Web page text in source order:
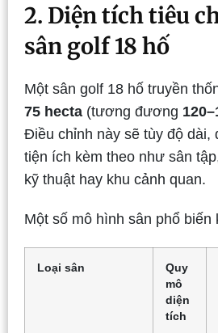
2. Diện tích tiêu
sân golf 18 hố
Một sân golf 18 hố truyền
75 hecta (tương đương
Điều chỉnh này sẽ tùy độ dài,
tiện ích kèm theo như sân
kỹ thuật hay khu cảnh quan.
Một số mô hình sân phổ biến
Loại sân
Quy
mô
diện
tích